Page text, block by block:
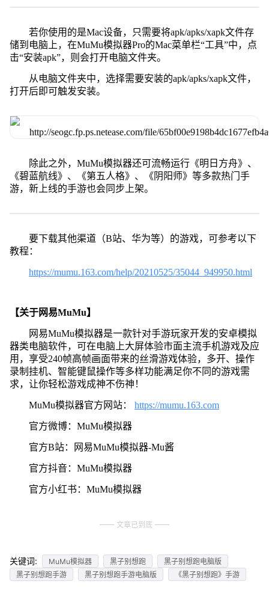
若你使用的是Mac设备，只需要将apk/apks/xapk文件存
储到电脑上，在MuMu模拟器Pro的Mac菜单栏“工具”中，点
击“安装apk”，则会打开电脑文件夹。
从电脑文件夹中，选择需要安装的apk/apks/xapk文件，
打开后即可触发安装。
除此之外，MuMu模拟器还可流畅运行《明日方舟》、
《碧蓝航线》、《第五人格》、《阴阳师》等多款热门手
游，新上线的手游也会同步上架。
要下载其他渠道（B站、华为等）的游戏，可参考以下
教程：
https://mumu.163.com/help/20210525/35044_949950.html
【关于网易MuMu】
网易MuMu模拟器是一款针对手游玩家开发的安卓模拟
器类电脑软件，可在电脑上大屏体验市面主流手机游戏及应
用，享受240帧高帧画面带来的丝滑游戏体验，多开、操作
录制挂机、智能键鼠操作等多样功能满足你不同的游戏需
求，让你轻松游戏成神不伤神！
MuMu模拟器官方网站： https://mumu.163.com
官方微博：MuMu模拟器
官方B站：网易MuMu模拟器-Mu酱
官方抖音：MuMu模拟器
官方小红书：MuMu模拟器
文章已到底
关键词: MuMu模拟器 黑子别想跑
黑子别想跑电脑版
黑子别想跑手游
黑子别想跑手游电脑版 《黑子别想跑》手游